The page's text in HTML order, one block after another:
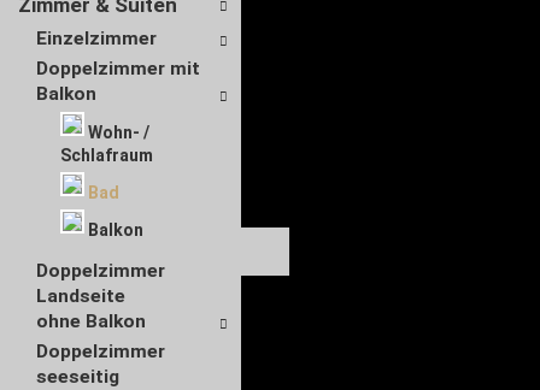
Zimmer & Suiten
Einzelzimmer
Doppelzimmer mit
Balkon
Wohn- /
Schlafraum
Bad
Balkon
Doppelzimmer
Landseite
ohne Balkon
Doppelzimmer
seeseitig